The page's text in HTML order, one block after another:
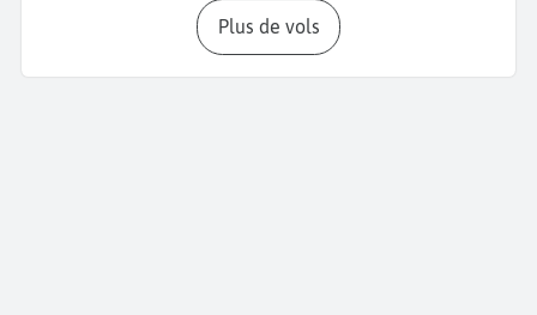
Plus de vols